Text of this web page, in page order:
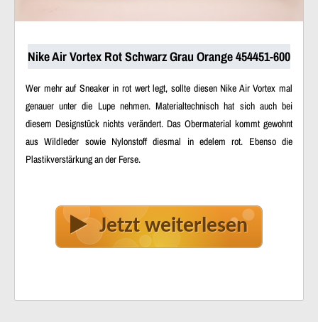
Nike Air Vortex Rot Schwarz Grau Orange 454451-600
Wer mehr auf Sneaker in rot wert legt, sollte diesen Nike Air Vortex mal
genauer unter die Lupe nehmen. Materialtechnisch hat sich auch bei
diesem Designstück nichts verändert. Das Obermaterial kommt gewohnt
aus Wildleder sowie Nylonstoff diesmal in edelem rot. Ebenso die
Plastikverstärkung an der Ferse.
Jetzt weiterlesen